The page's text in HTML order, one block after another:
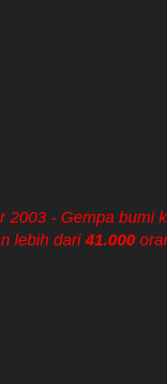
2003 - Gempa bumi
lebih dari41.000